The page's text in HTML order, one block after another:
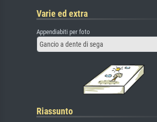
Varie ed extra
Appendiabiti per foto
Gancio a dente di sega
Riassunto